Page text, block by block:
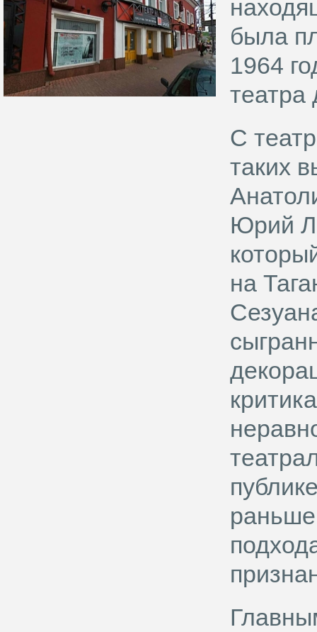
была
1964
С
таких
Юрий
на